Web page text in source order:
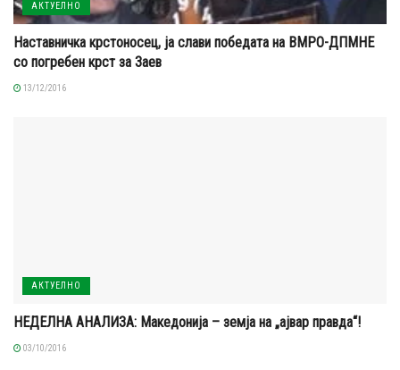
АКТУЕЛНО
Наставничка крстоносец, ја слави победата на ВМРО-ДПМНЕ
со погребен крст за Заев
13/12/2016
АКТУЕЛНО
НЕДЕЛНА АНАЛИЗА: Македонија – земја на „ајвар правда“!
03/10/2016